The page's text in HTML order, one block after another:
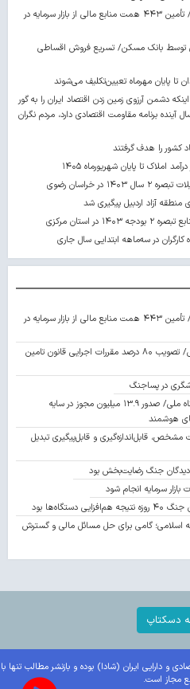
در مسیر تغییر ساختار تأمین مالی کشور/ تأمین ۴۴۳ همت منابع مالی از بازار سرمایه در
نهضت ملی توسط بانک مسکن/ تسریع فروش اقساطی
دشمن آرزوی زمین زدن اقتصاد ایران را به گور
آینده برنامه مقاومت اقتصادی دارد، مردم نگران
کشور را هدف گرفتند
املاک تا پایان شهریورماه ۱۴۰۵
آزاد اردبیل پیگیری شد
در مسیر تغییر ساختار تأمین مالی کشور/ تأمین ۴۴۳ همت منابع مالی از بازار سرمایه در
تأمین مالی تولید بدون فشار بر پایه پولی/ تصویب ۸۰ درصد مقررات اجرایی قانون تامین
در پساجنگ
اتصال ۹۷ درصدی مجوزهای کشور به درگاه ملی/ صدور ۱۳.۹ میلیون مجوز در سایه
مشخص، قابل‌اندازه‌گیری و قابل‌پیگیری تبدیل
جنگ رضایت‌بخش بود
سرمایه انجام شود
اسلامی؛ گامی برای حل مسائل مالی و گسترش
دسکتاپ
و دارایی ایران (شادا) بوده و بازنشر مطالب تنها با
مجاز است.